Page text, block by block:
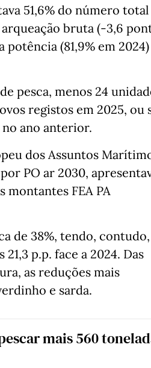
51,6% do número total
arqueação bruta (-3,6
(81,9% em
pesca, menos 24
registos em 2025, ou
no ano anterior.
dos Assuntos
PO ar 2030,
montantes FEA PA
de 38%, tendo,
p.p. face a 2024. Das
as reduções mais
e sarda.
mais 560